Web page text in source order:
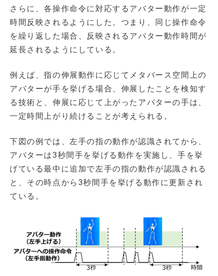
さらに、各操作命令に対応するアバター動作が一定
時間反映されるようにした。つまり、同じ操作命令
を繰り返した場合、反映されるアバター動作時間が
延長されるようにしている。
例えば、指の伸展動作に応じてメタバース空間上の
アバターが手を挙げる場合、伸展したことを検知す
る技術と、伸展に応じて上がったアバターの手は、
一定時間上がり続けることが考えられる。
下図の例では、左手の指の動作が認識されてから、
アバターは3秒間手を挙げる動作を実施し、手を挙
げている最中に追加で左手の指の動作が認識される
と、その時点から3秒間手を挙げる動作に更新され
ている。